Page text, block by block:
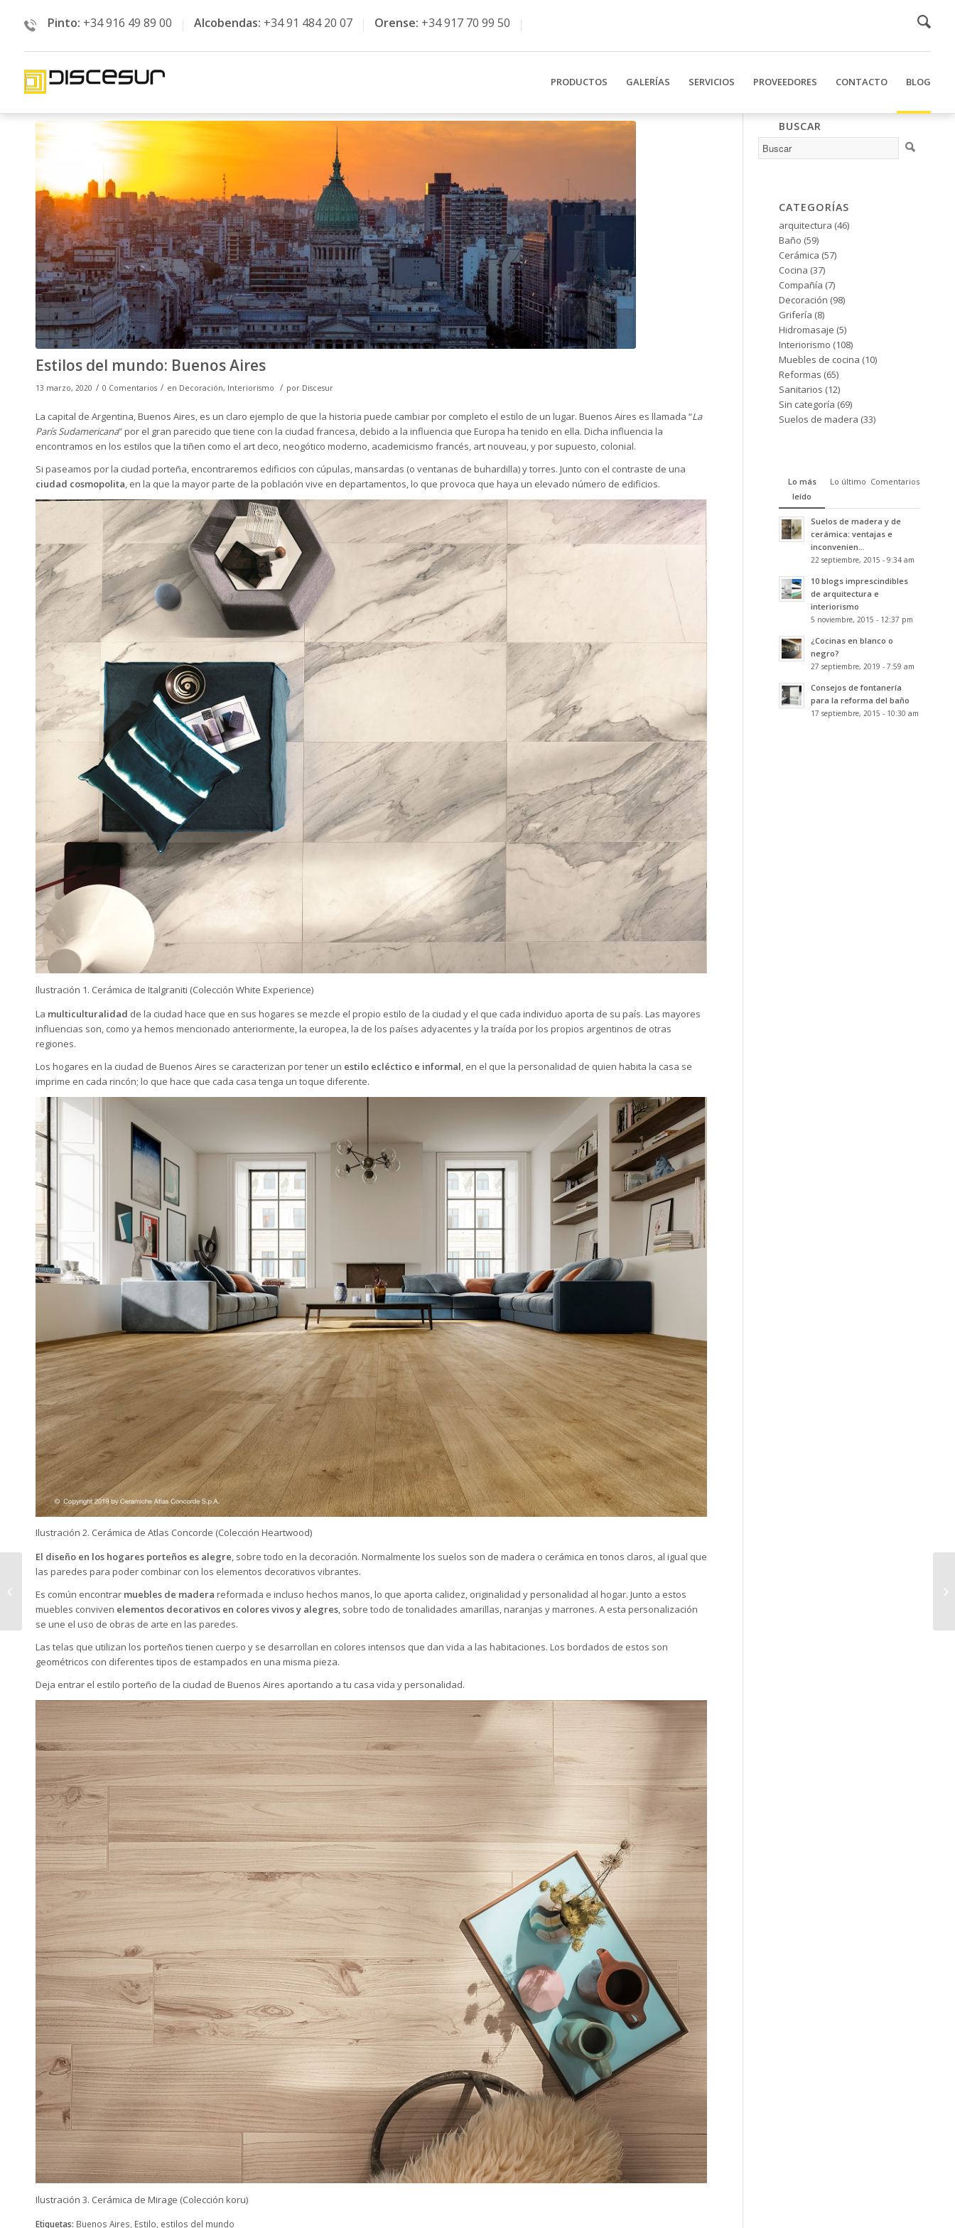
Pinto: +34 916 49 89 00 Alcobendas: +34 91 484 20 07 Orense: +34 917 70 99 50
PRODUCTOS GALERÍAS SERVICIOS PROVEEDORES CONTACTO BLOG
Estilos del mundo: Buenos Aires
13 marzo, 2020 / 0 Comentarios / en Decoración, Interiorismo / por Discesur
La capital de Argentina, Buenos Aires, es un claro ejemplo de que la historia puede cambiar por completo el estilo de un lugar. Buenos Aires es llamada “La
París Sudamericana” por el gran parecido que tiene con la ciudad francesa, debido a la influencia que Europa ha tenido en ella. Dicha influencia la
encontramos en los estilos que la tiñen como el art deco, neogótico moderno, academicismo francés, art nouveau, y por supuesto, colonial.
Si paseamos por la ciudad porteña, encontraremos edificios con cúpulas, mansardas (o ventanas de buhardilla) y torres. Junto con el contraste de una
ciudad cosmopolita, en la que la mayor parte de la población vive en departamentos, lo que provoca que haya un elevado número de edificios.
Ilustración 1. Cerámica de Italgraniti (Colección White Experience)
La multiculturalidad de la ciudad hace que en sus hogares se mezcle el propio estilo de la ciudad y el que cada individuo aporta de su país. Las mayores
influencias son, como ya hemos mencionado anteriormente, la europea, la de los países adyacentes y la traída por los propios argentinos de otras
regiones.
Los hogares en la ciudad de Buenos Aires se caracterizan por tener un estilo ecléctico e informal, en el que la personalidad de quien habita la casa se
imprime en cada rincón; lo que hace que cada casa tenga un toque diferente.
Ilustración 2. Cerámica de Atlas Concorde (Colección Heartwood)
El diseño en los hogares porteños es alegre, sobre todo en la decoración. Normalmente los suelos son de madera o cerámica en tonos claros, al igual que
las paredes para poder combinar con los elementos decorativos vibrantes.
Es común encontrar muebles de madera reformada e incluso hechos manos, lo que aporta calidez, originalidad y personalidad al hogar. Junto a estos
muebles conviven elementos decorativos en colores vivos y alegres, sobre todo de tonalidades amarillas, naranjas y marrones. A esta personalización
se une el uso de obras de arte en las paredes.
Las telas que utilizan los porteños tienen cuerpo y se desarrollan en colores intensos que dan vida a las habitaciones. Los bordados de estos son
geométricos con diferentes tipos de estampados en una misma pieza.
Deja entrar el estilo porteño de la ciudad de Buenos Aires aportando a tu casa vida y personalidad.
Ilustración 3. Cerámica de Mirage (Colección koru)
Etiquetas: Buenos Aires Estilo estilos del mundo
BUSCAR
CATEGORÍAS
arquitectura (46)
Baño (59)
Cerámica (57)
Cocina (37)
Compañía (7)
Decoración (98)
Grifería (8)
Hidromasaje (5)
Interiorismo (108)
Muebles de cocina (10)
Reformas (65)
Sanitarios (12)
Sin categoría (69)
Suelos de madera (33)
Lo más
leído
Lo último Comentarios
Suelos de madera y de
cerámica: ventajas e
inconvenien...
22 septiembre, 2015 - 9:34 am
10 blogs imprescindibles
de arquitectura e
interiorismo
5 noviembre, 2015 - 12:37 pm
¿Cocinas en blanco o
negro?
27 septiembre, 2019 - 7:59 am
Consejos de fontanería
para la reforma del baño
17 septiembre, 2015 - 10:30 am
porcelánico